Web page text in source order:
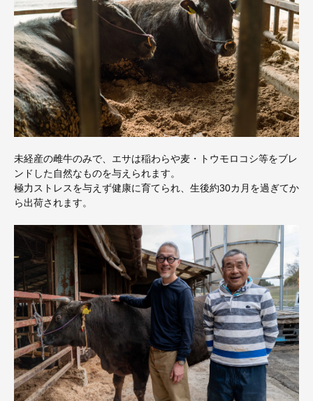
未経産の雌牛のみで、エサは稲わらや麦・トウモロコシ等をブレ
ンドした自然なものを与えられます。
極力ストレスを与えず健康に育てられ、生後約30カ月を過ぎてか
ら出荷されます。